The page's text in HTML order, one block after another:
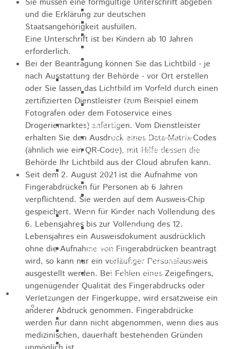
EXPO
Palmares
Geschichte
Presse
U9 - U15
Streckenbeschreibung
Ausschreibung
Marathon
Streckenbeschreibung
Ausschreibung Marathon
Enduro
Streckenbeschreibung
Ausschreibung
Pumptrack
Ausschreibung
Bundesliga
Streckenbeschreibung
Ausschreibung
Bildung / Familie
Soziales
Familienbüro
Ehrenamtsbörse
und die Erklärung zur deutschen
Staatsangehörigkeit ausfüllen.
Eine Unterschrift ist bei Kindern ab 10 Jahren
erforderlich.
Bei der Beantragung können Sie das Lichtbild - je
nach Ausstattung der Behörde - vor Ort erstellen
oder Sie lassen das Lichtbild im Vorfeld durch einen
zertifizierten Dienstleister (zum Beispiel einem
Fotografen oder dem Fotoservice eines
Drogeriemarktes) anfertigen. Vom Dienstleister
erhalten Sie den Ausdruck eines Data-Matrix-Codes
(ähnlich wie ein QR-Code), mit Hilfe dessen die
Behörde Ihr Lichtbild aus der Cloud abrufen kann.
Seit dem 2. August 2021 ist die Aufnahme von
Fingerabdrücken für Personen ab 6 Jahren
verpflichtend. Sie werden auf dem Ausweis-Chip
gespeichert. Wenn für Kinder nach Vollendung des
6. Lebensjahres bis zur Vollendung des 12.
Lebensjahres ein Ausweisdokument ausdrücklich
ohne die Aufnahme von Fingerabdrücken beantragt
wird, so kann nur ein vorläufiger Personalausweis
ausgestellt werden. Bei Fehlen eines Zeigefingers,
ungenügender Qualität des Fingerabdrucks oder
Verletzungen der Fingerkuppe, wird ersatzweise ein
anderer Abdruck genommen. Fingerabdrücke
werden nur dann nicht abgenommen, wenn dies aus
medizinischen, dauerhaft bestehenden Gründen